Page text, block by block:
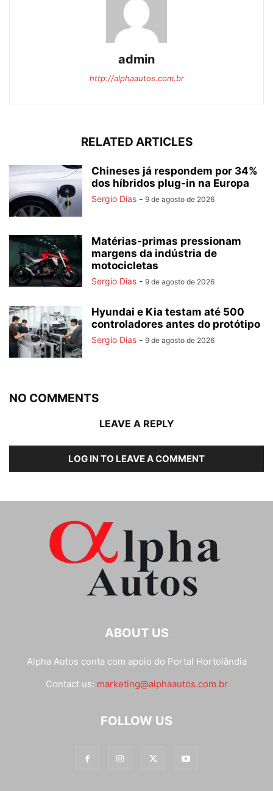
admin
http://alphaautos.com.br
RELATED ARTICLES
Chineses já respondem por 34%
dos híbridos plug-in na Europa
Sergio Dias - 9 de agosto de 2026
Matérias-primas pressionam
margens da indústria de
motocicletas
Sergio Dias - 9 de agosto de 2026
Hyundai e Kia testam até 500
controladores antes do protótipo
Sergio Dias - 9 de agosto de 2026
NO COMMENTS
LEAVE A REPLY
LOG IN TO LEAVE A COMMENT
ABOUT US
Alpha Autos conta com apoio do Portal Hortolândia
Contact us: marketing@alphaautos.com.br
FOLLOW US